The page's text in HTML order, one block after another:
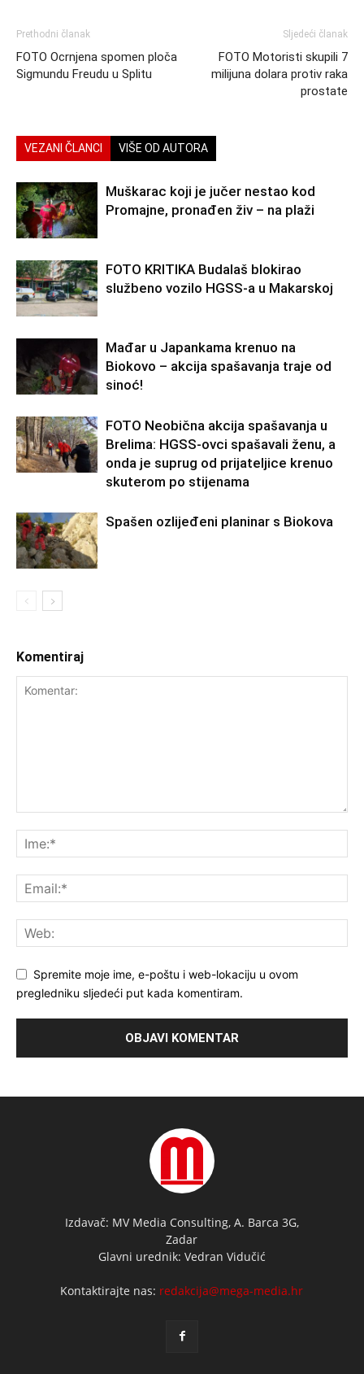
Prethodni članak
FOTO Ocrnjena spomen ploča
Sigmundu Freudu u Splitu
Sljedeći članak
FOTO Motoristi skupili 7
milijuna dolara protiv raka
prostate
VEZANI ČLANCI VIŠE OD AUTORA
Muškarac koji je jučer nestao kod
Promajne, pronađen živ – na plaži
FOTO KRITIKA Budalaš blokirao
službeno vozilo HGSS-a u Makarskoj
Mađar u Japankama krenuo na
Biokovo – akcija spašavanja traje od
sinoć!
FOTO Neobična akcija spašavanja u
Brelima: HGSS-ovci spašavali ženu, a
onda je suprug od prijateljice krenuo
skuterom po stijenama
Spašen ozlijeđeni planinar s Biokova
Komentiraj
Spremite moje ime, e-poštu i web-lokaciju u ovom
pregledniku sljedeći put kada komentiram.
Izdavač: MV Media Consulting, A. Barca 3G,
Zadar
Glavni urednik: Vedran Vidučić
Kontaktirajte nas: redakcija@mega-media.hr